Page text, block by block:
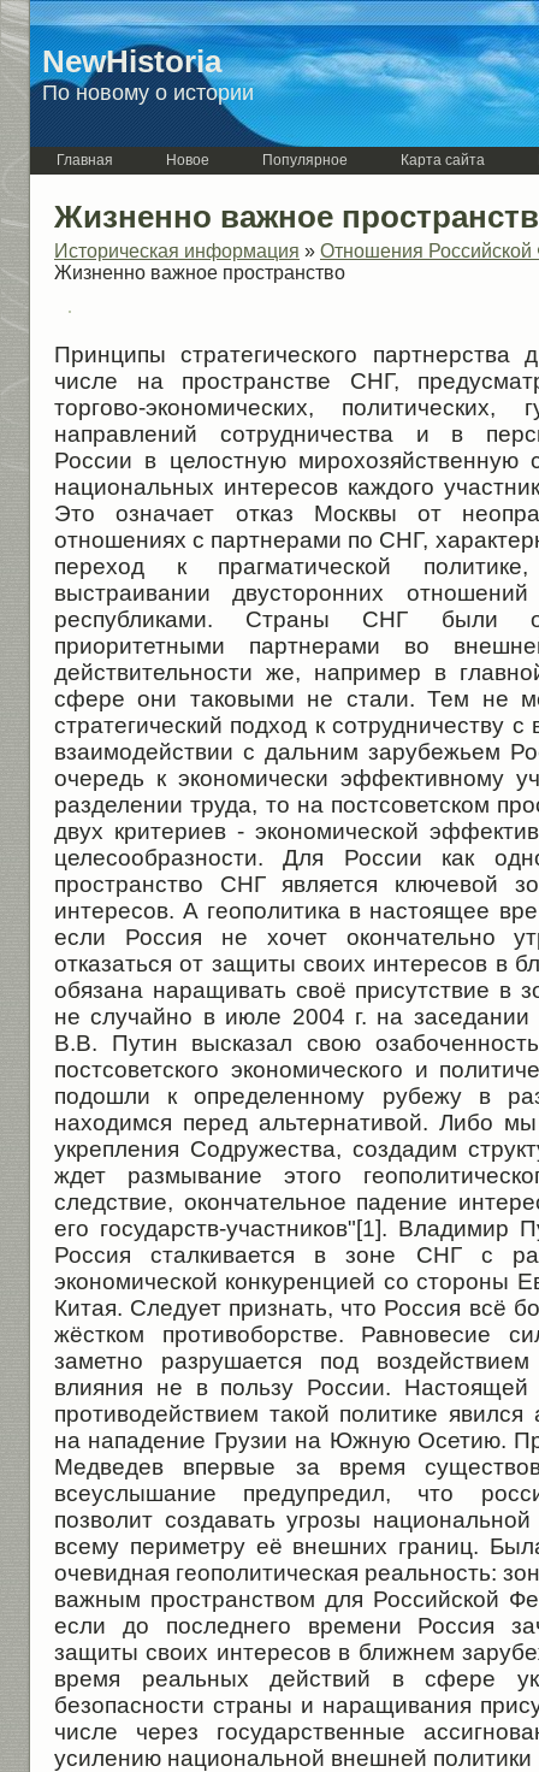
NewHistoria
По новому о истории
Главная Новое Популярное Карта сайта
Жизненно важное
Историческая информация » Отношения
Жизненно важное пространство
Принципы стратегического
числе на пространстве СНГ,
торгово-экономических,
направлений сотрудничества и в
России в целостную мирохозяйственную
национальных интересов каждого
Это означает отказ Москвы от
отношениях с партнерами по СНГ,
переход к прагматической
выстраивании двусторонних
республиками. Страны СНГ были
приоритетными партнерами во
действительности же, например в
сфере они таковыми не стали. Тем не
стратегический подход к сотрудничеству
взаимодействии с дальним зарубежьем
очередь к экономически эффективному
разделении труда, то на постсоветском
двух критериев - экономической
целесообразности. Для России как
пространство СНГ является ключевой
интересов. А геополитика в настоящее
если Россия не хочет окончательно
отказаться от защиты своих интересов в
обязана наращивать своё присутствие в
не случайно в июле 2004 г. на
В.В. Путин высказал свою
постсоветского экономического и
подошли к определенному рубежу в
находимся перед альтернативой. Либо мы
укрепления Содружества, создадим
ждет размывание этого
следствие, окончательное падение
его государств-участников"[1]. Владимир
Россия сталкивается в зоне СНГ с
экономической конкуренцией со стороны
Китая. Следует признать, что Россия всё
жёстком противоборстве. Равновесие
заметно разрушается под
влияния не в пользу России.
противодействием такой политике
на нападение Грузии на Южную Осетию.
Медведев впервые за время
всеуслышание предупредил, что
позволит создавать угрозы
всему периметру её внешних границ.
очевидная геополитическая реальность:
важным пространством для Российской
если до последнего времени Россия
защиты своих интересов в ближнем
время реальных действий в сфере
безопасности страны и наращивания
числе через государственные
усилению национальной внешней